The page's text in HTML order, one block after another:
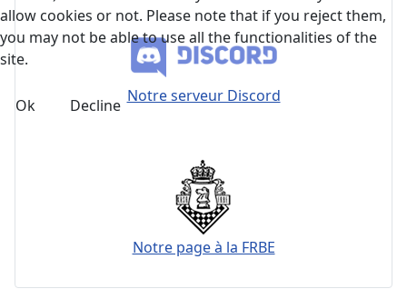
Notre serveur Discord
Notre page à la FRBE
allow cookies or not. Please note that if you reject them,
you may not be able to use all the functionalities of the
site.
Ok Decline